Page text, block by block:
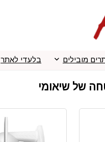
מובילים בלעדי לאתר
של שיאומי